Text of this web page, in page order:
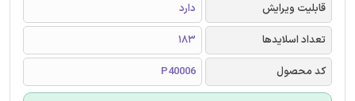
قابلیت ویرایش
دارد
تعداد اسلایدها
183
کد محصول
P40006